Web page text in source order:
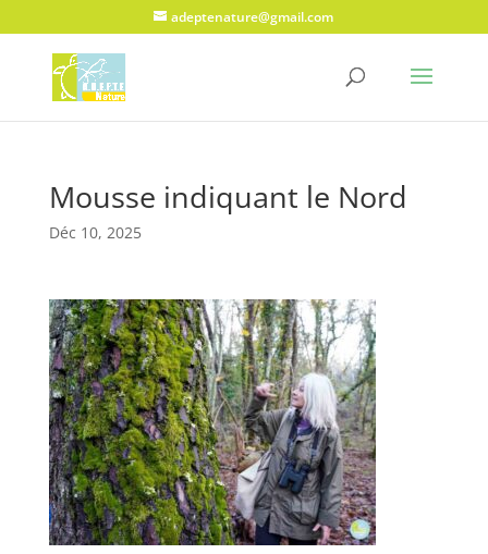
adeptenature@gmail.com
Mousse indiquant le Nord
Déc 10, 2025